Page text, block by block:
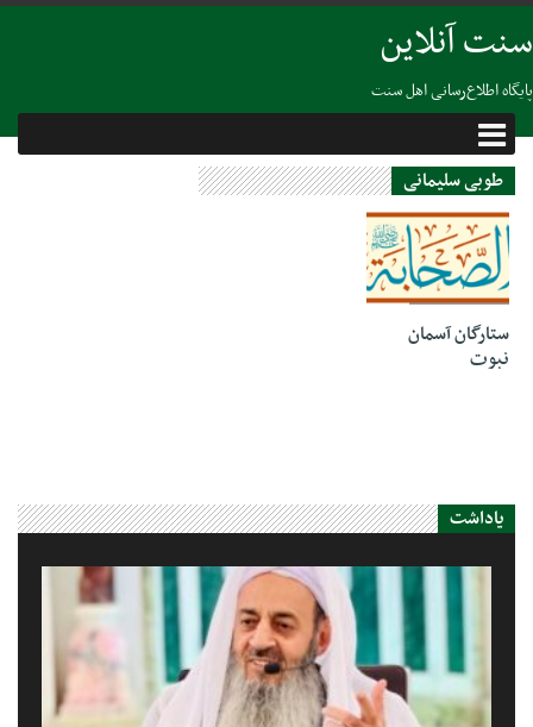
سنت آنلاین
پایگاه اطلاع‌رسانی اهل سنت
طوبی سلیمانی
25 ژوئن 2022
ستارگان آسمان
نبوت
یاداشت